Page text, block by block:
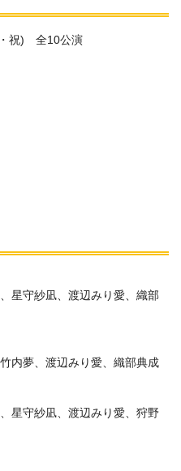
祝) 全10公演
星守紗凪、渡辺みり愛、織部
内夢、渡辺みり愛、織部典成
星守紗凪、渡辺みり愛、狩野